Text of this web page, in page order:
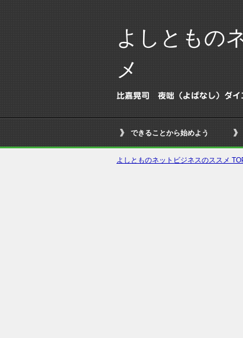
よしともの
メ
比嘉晃司 夜咄（よばなし）ダイ
できることから始めよう
よしとものネットビジネスのススメ